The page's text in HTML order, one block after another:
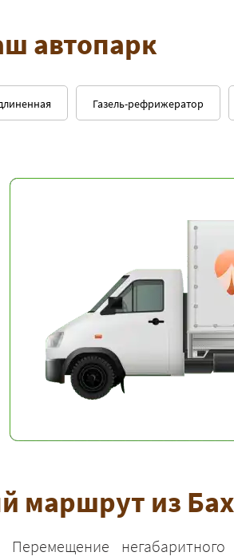
автопарк
Газель-рефрижератор
маршрут из
Перемещение